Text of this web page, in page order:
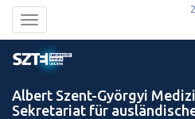
Toggle
navigation
Albert Szent-Györgyi
Sekretariat für